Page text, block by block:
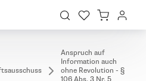
Anspruch auf
Information auch
ohne Revolution - §